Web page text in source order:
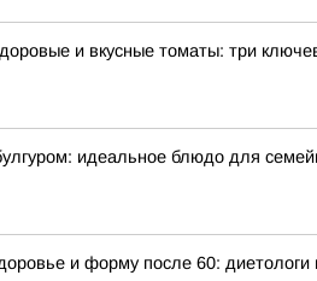
и вкусные томаты: три
идеальное блюдо для
и форму после 60: